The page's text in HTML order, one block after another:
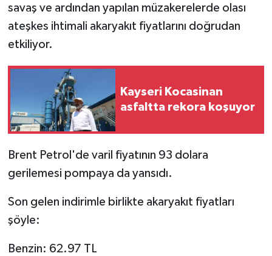
savaş ve ardından yapılan müzakerelerde olası
ateşkes ihtimali akaryakıt fiyatlarını doğrudan
etkiliyor.
Kayseri Kocasinan
asfaltta rekora koşuyor
Brent Petrol'de varil fiyatının 93 dolara
gerilemesi pompaya da yansıdı.
Son gelen indirimle birlikte akaryakıt fiyatları
şöyle:
Benzin: 62.97 TL